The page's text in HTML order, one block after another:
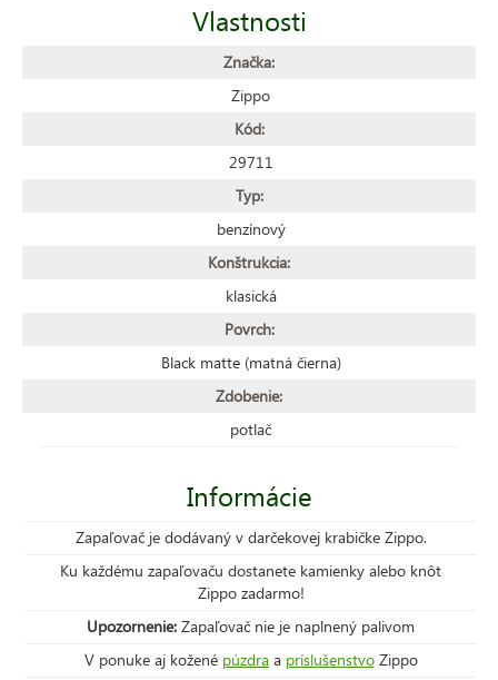
Vlastnosti
Značka:
Zippo
Kód:
29711
Typ:
benzínový
Konštrukcia:
klasická
Povrch:
Black matte (matná čierna)
Zdobenie:
potlač
Informácie
Zapaľovač je dodávaný v darčekovej krabičke Zippo.
Ku každému zapaľovaču dostanete kamienky alebo knôt
Zippo zadarmo!
Upozornenie: Zapaľovač nie je naplnený palivom
V ponuke aj kožené púzdraa príslušenstvoZippo